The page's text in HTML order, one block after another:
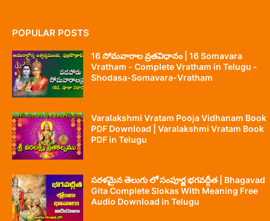
POPULAR POSTS
16 సోమవారాల వ్రతవిధానం | 16 Somavara
Vratham - Complete Vratham in Telugu -
Shodasa-Somavara-Vratham
Varalakshmi Vratam Pooja Vidhanam Book
PDF Download | Varalakshmi Vratam Book
PDF in Telugu
సరళమైన తెలుగు లో సంపూర్ణ భగవద్గీత | Bhagavad
Gita Complete Slokas With Meaning Free
Audio Download in Telugu